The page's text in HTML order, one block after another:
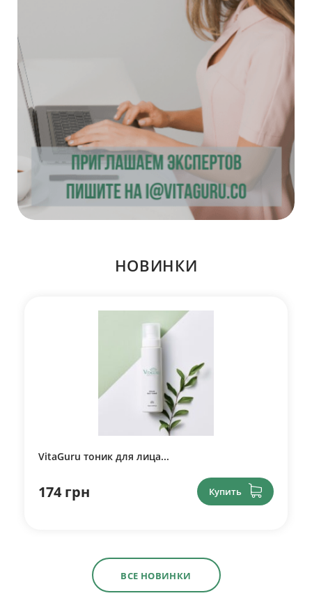
НОВИНКИ
VitaGuru тоник для лица...
174 грн Купить
ВСЕ НОВИНКИ